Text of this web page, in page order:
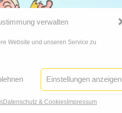
verwalten
Website und unseren Service zu
Einstellungen anzeigen
Datenschutz & CookiesImpressum